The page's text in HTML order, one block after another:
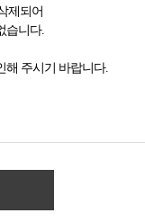
제되어
습니다.
해 주시기 바랍니다.